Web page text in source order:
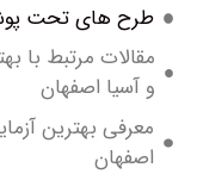
های تحت پوشش
مرتبط با بهترین
اصفهان
بهترین آزمایشگاه